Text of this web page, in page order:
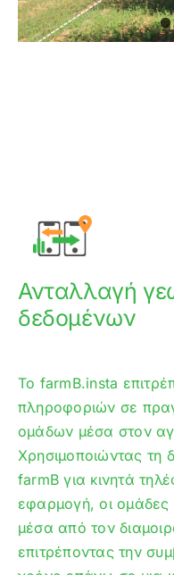
Ανταλλαγή
δεδομένων
Το farmB.insta
πληροφοριών σε
ομάδων μέσα στον
Χρησιμοποιώντας τη
farmB για κινητά
εφαρμογή, οι ομάδες
μέσα από τον
επιτρέποντας την